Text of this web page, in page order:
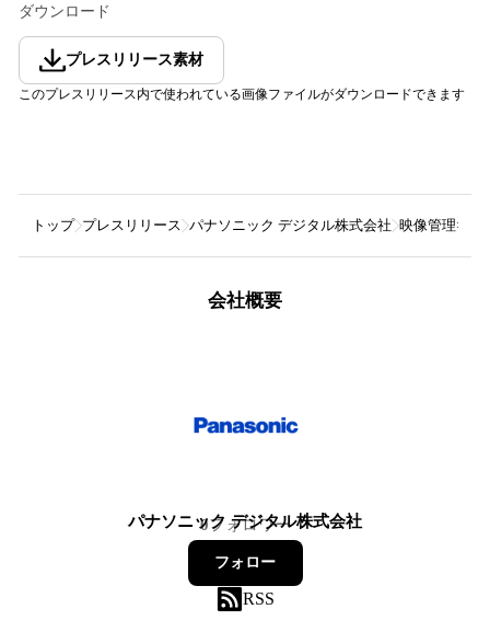
ダウンロード
プレスリリース素材
このプレスリリース内で使われている画像ファイルがダウンロードできます
トップ プレスリリース パナソニック デジタル株式会社 映像管理×生
会社概要
パナソニック デジタル株式会社
0フォロワー
フォロー
RSS